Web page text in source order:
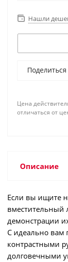
Нашли
Поделиться
Цена
отличаться от
Описание
Если вы ищите
вместительный
демонстрации
C идеально вам
контрастными
долговечными